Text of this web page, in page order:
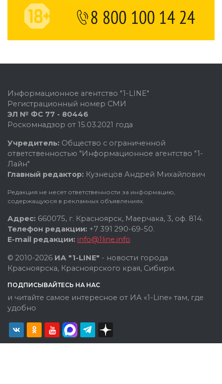
Информационное агентство "1-LINE"
Регистрационный номер СМИ
ЭЛ № ФС 77 - 80446
Роскомнадзор от 15.03.2021 года
Учредитель: Общество с ограниченной
ответственностью "Информационное агентство "1-
Лайн"
Главный редактор: Кузнецов Андрей Михайлович
Редакция не несет ответственности за информацию,
содержащуюся в рекламных объявлениях.
Адрес: 660075, г. Красноярск, Маерчака, 3, оф. 814.
Телефон редакции: +7 391 290-69-50.
E-mail редакции: info@1line.info
© 2010-2026 ИА "1-LINE" - новости города
Красноярска, Красноярского края, Сибири.
ПОДПИСЫВАЙТЕСЬ НА НАС
и читайте самое интересное от ИА «1-Line» там, где
удобно